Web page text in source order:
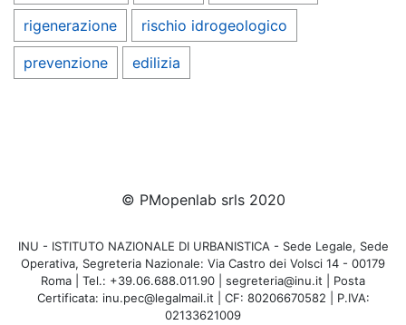
rigenerazione rischio idrogeologico
prevenzione edilizia
© PMopenlab srls 2020
INU - ISTITUTO NAZIONALE DI URBANISTICA - Sede Legale, Sede
Operativa, Segreteria Nazionale: Via Castro dei Volsci 14 - 00179
Roma | Tel.: +39.06.688.011.90 | segreteria@inu.it | Posta
Certificata: inu.pec@legalmail.it | CF: 80206670582 | P.IVA:
02133621009